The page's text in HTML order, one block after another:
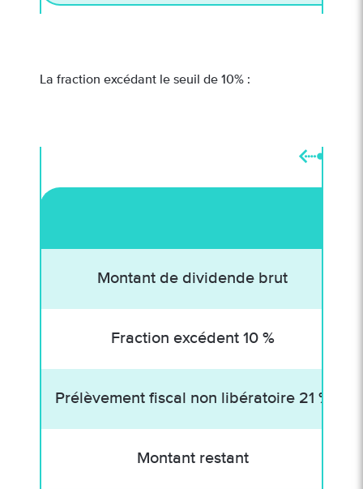
La fraction excédant le seuil de 10% :
Montant de dividende brut
Fraction excédent 10 %
Prélèvement fiscal non libératoire 21 %
Montant restant